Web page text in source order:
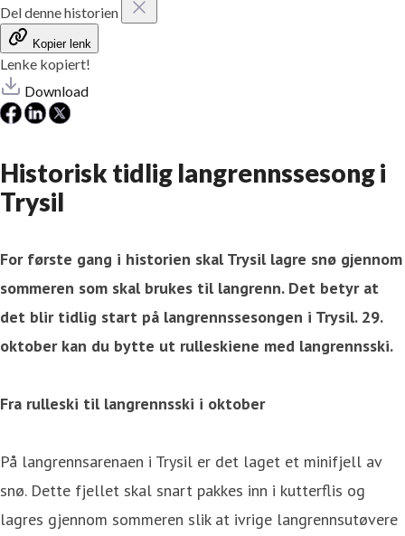
Del denne historien
Kopier lenk
Lenke kopiert!
Download
Historisk tidlig langrennssesong i
Trysil
For første gang i historien skal Trysil lagre snø gjennom
sommeren som skal brukes til langrenn. Det betyr at
det blir tidlig start på langrennssesongen i Trysil. 29.
oktober kan du bytte ut rulleskiene med langrennsski.
Fra rulleski til langrennsski i oktober
På langrennsarenaen i Trysil er det laget et minifjell av
snø. Dette fjellet skal snart pakkes inn i kutterflis og
lagres gjennom sommeren slik at ivrige langrennsutøvere